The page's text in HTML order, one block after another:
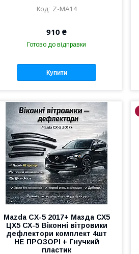
Z-MA14
910 ₴
Готово до відправки
Купити
Mazda CX-5 2017+ Мазда СХ5
ЦХ5 СХ-5 Віконні вітровики
дефлектори комплект 4шт
НЕ ПРОЗОРІ + Гнучкий
пластик